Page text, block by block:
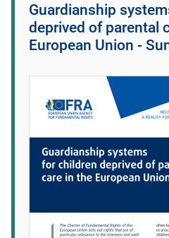
Guardianship
deprived of parental
European Union -